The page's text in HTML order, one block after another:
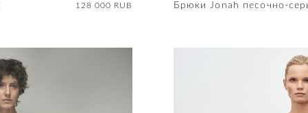
128 000 RUB Брюки Jonah песочно-